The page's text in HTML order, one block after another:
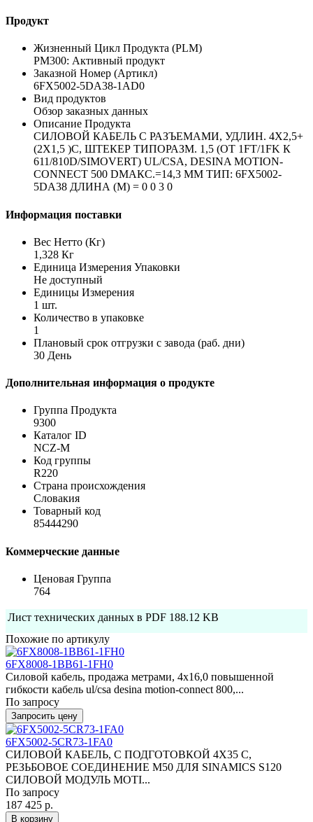
Продукт
Жизненный Цикл Продукта (PLM)
PM300: Активный продукт
Заказной Номер (Артикл)
6FX5002-5DA38-1AD0
Вид продуктов
Обзор заказных данных
Описание Продукта
СИЛОВОЙ КАБЕЛЬ С РАЗЪЕМАМИ, УДЛИН. 4X2,5+
(2X1,5 )C, ШТЕКЕР ТИПОРАЗМ. 1,5 (ОТ 1FT/1FK К
611/810D/SIMOVERT) UL/CSA, DESINA MOTION-
CONNECT 500 DМАКС.=14,3 ММ ТИП: 6FX5002-
5DA38 ДЛИНА (М) = 0 0 3 0
Информация поставки
Вес Нетто (Кг)
1,328 Кг
Единица Измерения Упаковки
Не доступный
Единицы Измерения
1 шт.
Количество в упаковке
1
Плановый срок отгрузки с завода (раб. дни)
30 День
Дополнительная информация о продукте
Группа Продукта
9300
Каталог ID
NCZ-M
Код группы
R220
Страна происхождения
Словакия
Товарный код
85444290
Коммерческие данные
Ценовая Группа
764
Лист технических данных в PDF 188.12 KB
Похожие по артикулу
6FX8008-1BB61-1FH0
Силовой кабель, продажа метрами, 4x16,0 повышенной
гибкости кабель ul/csa desina motion-connect 800,...
По запросу
Запросить цену
6FX5002-5CR73-1FA0
СИЛОВОЙ КАБЕЛЬ, С ПОДГОТОВКОЙ 4X35 C,
РЕЗЬБОВОЕ СОЕДИНЕНИЕ M50 ДЛЯ SINAMICS S120
СИЛОВОЙ МОДУЛЬ MOTI...
По запросу
187 425 р.
В корзину